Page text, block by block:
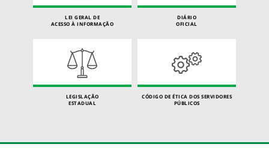
LEI GERAL DE
ACESSO À INFORMAÇÃO
DIÁRIO
OFICIAL
LEGISLAÇÃO
ESTADUAL
CÓDIGO DE ÉTICA DOS SERVIDORES
PÚBLICOS